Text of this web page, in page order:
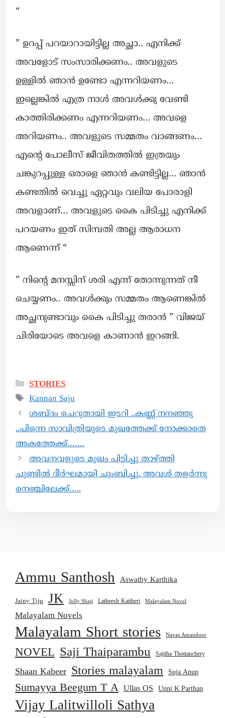
“
” ഉറപ്പ് പറയാറായിട്ടില്ല അച്ഛാ.. എനിക്ക്
അവളോട് സംസാരിക്കണം.. അവളുടെ
ഉള്ളിൽ ഞാൻ ഉണ്ടോ എന്നറിയണം…
ഇല്ലെങ്കിൽ എത്ര നാൾ അവൾക്കു വേണ്ടി
കാത്തിരിക്കണം എന്നറിയണം… അവളെ
അറിയണം.. അവളുടെ സമ്മതം വാങ്ങണം…
എന്റെ പോലീസ് ജീവിതത്തിൽ ഇത്രയും
ചങ്കുറപ്പുള്ള ഒരാളെ ഞാൻ കണ്ടിട്ടില്ല… ഞാൻ
കണ്ടതിൽ വെച്ചു ഏറ്റവും വലിയ പോരാളി
അവളാണ്… അവളുടെ കൈ പിടിച്ചു എനിക്ക്
പറയണം ഇത് സിമ്പതി അല്ല ആരാധന
ആണെന്ന് “
” നിന്റെ മനസ്സിന് ശരി എന്ന് തോന്നുന്നത് നീ
ചെയ്യണം.. അവൾക്കും സമ്മതം ആണെങ്കിൽ
അച്ഛനുണ്ടാവും കൈ പിടിച്ചു തരാൻ ” വിജയ്
ചിരിയോടെ അവളെ കാണാൻ ഇറങ്ങി.
STORIES
Kannan Saju
ശബ്ദം ചെറുതായി ഇടറി ..കണ്ണ് നനഞ്ഞു
..പിന്നെ സാവിത്രിയുടെ മുഖത്തേക്ക് നോക്കാതെ
അകത്തേക്ക്…….
അവനവളുടെ മുഖം പിടിച്ചു താഴ്ത്തി
ചുണ്ടിൽ ദീർഘമായി ചുംബിച്ചു. അവൾ തളർന്നു
നെഞ്ചിലേക്ക്…..
Ammu Santhosh Aswathy Karthika
Jainy Tiju JK Jolly Shaji Latheesh Kaitheri Malayalam Novel
Malayalam Novels
Malayalam Short stories Navas Amandoor
NOVEL Saji Thaiparambu Sajitha Thottanchery
Shaan Kabeer Stories malayalam Suja Anup
Sumayya Beegum T A Ullas OS Unni K Parthan
Vijay Lalitwilloli Sathya